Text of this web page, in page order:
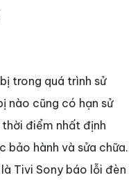
trong quá trình sử
nào cũng có hạn sử
điểm nhất định
bảo hành và sửa chữa.
Tivi Sony báo lỗi đèn